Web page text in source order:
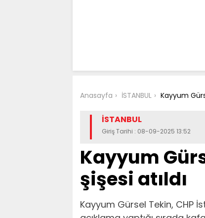
Anasayfa İSTANBUL Kayyum
İSTANBUL
Giriş Tarihi : 08-09-2025 13:52
Kayyum
şişesi atıldı
Kayyum Gürsel Tekin, CHP